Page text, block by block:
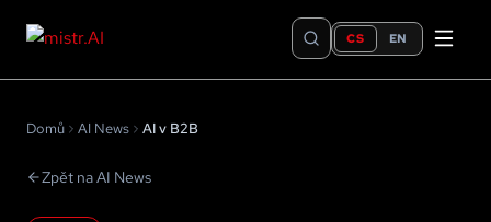
CS EN
Domů AI News AI v B2B
Zpět na AI News